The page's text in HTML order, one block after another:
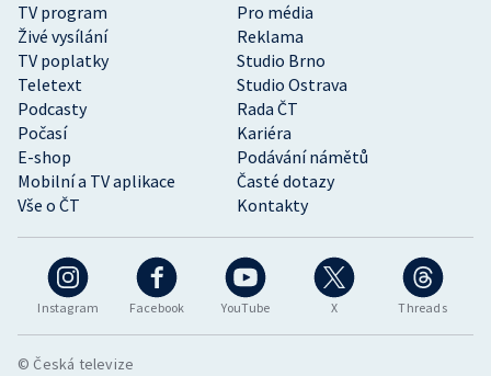
Instagram Facebook YouTube X Threads
TV program
Pro média
Živé vysílání
Reklama
TV poplatky
Studio Brno
Teletext
Studio Ostrava
Podcasty
Rada ČT
Počasí
Kariéra
E-shop
Podávání námětů
Mobilní a TV aplikace
Časté dotazy
Vše o ČT
Kontakty
© Česká televize